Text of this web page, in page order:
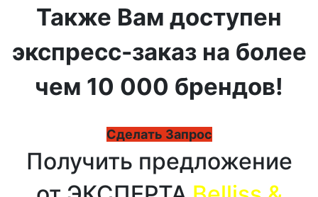
Также Вам доступен
экспресс-заказ на более
чем 10 000 брендов!
Сделать Запрос
Получить предложение